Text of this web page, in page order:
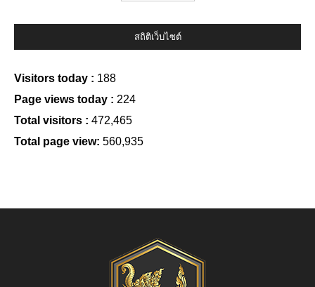
สถิติเว็บไซต์
Visitors today : 188
Page views today : 224
Total visitors : 472,465
Total page view: 560,935